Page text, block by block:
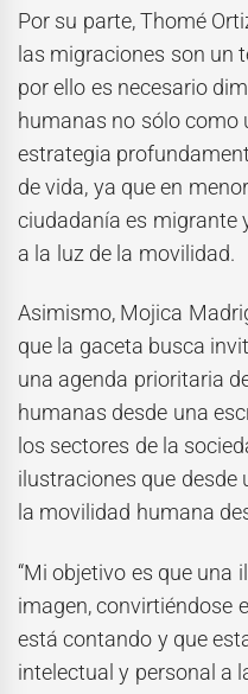
Por su parte, Thomé
las migraciones son un
por ello es necesario
humanas no sólo como
estrategia
de vida, ya que en
ciudadanía es migrante
a la luz de la movilidad.
Asimismo, Mojica
que la gaceta busca
una agenda prioritaria
humanas desde una
los sectores de la
ilustraciones que desde
la movilidad humana
“Mi objetivo es que una
imagen, convirtiéndose
está contando y que
intelectual y personal a